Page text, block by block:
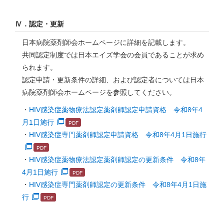
Ⅳ．認定・更新
日本病院薬剤師会ホームページに詳細を記載します。
共同認定制度では日本エイズ学会の会員であることが求め
られます。
認定申請・更新条件の詳細、および認定者については日本
病院薬剤師会ホームページを参照してください。
・ HIV感染症薬物療法認定薬剤師認定申請資格 令和8年4
月1日施行
・ HIV感染症専門薬剤師認定申請資格 令和8年4月1日施行
・ HIV感染症薬物療法認定薬剤師認定の更新条件 令和8年
4月1日施行
・ HIV感染症専門薬剤師認定の更新条件 令和8年4月1日施
行